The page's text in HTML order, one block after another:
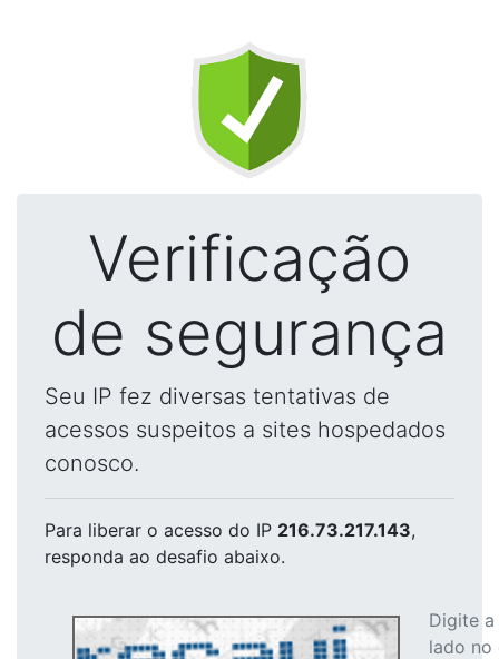
Verificação
de segurança
Seu IP fez diversas tentativas de
acessos suspeitos a sites hospedados
conosco.
Para liberar o acesso do IP 216.73.217.143,
responda ao desafio abaixo.
Digite
lado no